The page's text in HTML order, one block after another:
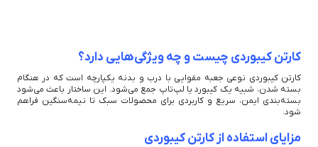
کارتن کیبوردی چیست و چه ویژگی‌هایی دارد؟
کارتن کیبوردی نوعی جعبه مقوایی با درب و بدنه یکپارچه است که در هنگام
بسته شدن، شبیه یک کیبورد یا لپ‌تاپ جمع می‌شود. این ساختار باعث می‌شود
بسته‌بندی ایمن، سریع و کاربردی برای محصولات سبک تا نیمه‌سنگین فراهم
شود.
مزایای استفاده از کارتن کیبوردی